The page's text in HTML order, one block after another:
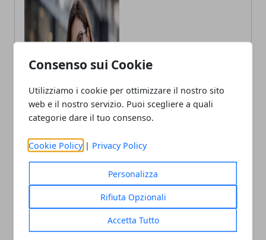
Consenso sui Cookie
Utilizziamo i cookie per ottimizzare il nostro sito
web e il nostro servizio. Puoi scegliere a quali
categorie dare il tuo consenso.
Cookie Policy | Privacy Policy
Personalizza
Rifiuta Opzionali
Accetta Tutto
Fabiana Fissore
creator di contenuti dedicati a
Racconta la città con uno stile fresco
e coinvolgente, a stretto contatto con